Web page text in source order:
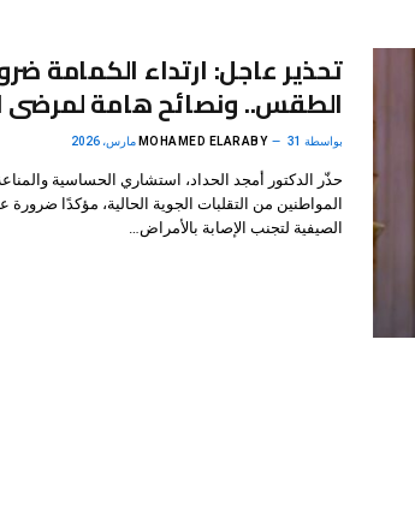
تحذير عاجل: ارتداء الكمامة
الطقس.. ونصائح هامة لمرضى
بواسطة MOHAMED ELARABY 31 مارس، 2026
حذّر الدكتور أمجد الحداد، استشاري الحساسية
المواطنين من التقلبات الجوية الحالية، مؤكدًا
الصيفية لتجنب الإصابة بالأمراض…